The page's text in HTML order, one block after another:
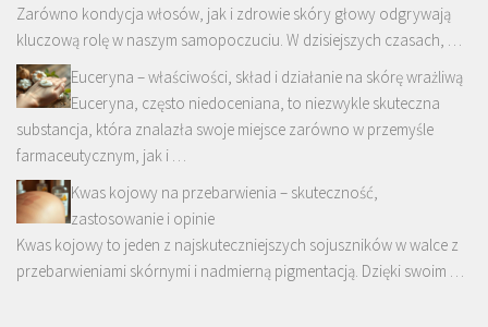
Zarówno kondycja włosów, jak i zdrowie skóry głowy odgrywają
kluczową rolę w naszym samopoczuciu. W dzisiejszych czasach, …
Euceryna – właściwości, skład i działanie na skórę wrażliwą
Euceryna, często niedoceniana, to niezwykle skuteczna
substancja, która znalazła swoje miejsce zarówno w przemyśle
farmaceutycznym, jak i …
Kwas kojowy na przebarwienia – skuteczność,
zastosowanie i opinie
Kwas kojowy to jeden z najskuteczniejszych sojuszników w walce z
przebarwieniami skórnymi i nadmierną pigmentacją. Dzięki swoim …